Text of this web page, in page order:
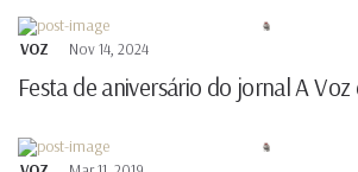
VOZ Nov 14, 2024
Festa de aniversário do jornal A